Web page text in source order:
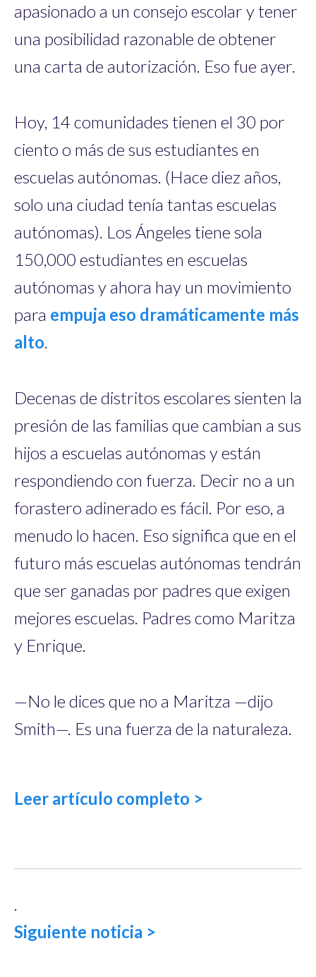
apasionado a un consejo escolar y tener
una posibilidad razonable de obtener
una carta de autorización. Eso fue ayer.
Hoy, 14 comunidades tienen el 30 por
ciento o más de sus estudiantes en
escuelas autónomas. (Hace diez años,
solo una ciudad tenía tantas escuelas
autónomas). Los Ángeles tiene sola
150,000 estudiantes en escuelas
autónomas y ahora hay un movimiento
para empuja eso dramáticamente más
alto.
Decenas de distritos escolares sienten la
presión de las familias que cambian a sus
hijos a escuelas autónomas y están
respondiendo con fuerza. Decir no a un
forastero adinerado es fácil. Por eso, a
menudo lo hacen. Eso significa que en el
futuro más escuelas autónomas tendrán
que ser ganadas por padres que exigen
mejores escuelas. Padres como Maritza
y Enrique.
—No le dices que no a Maritza —dijo
Smith—. Es una fuerza de la naturaleza.
Leer artículo completo >
.
Siguiente noticia >